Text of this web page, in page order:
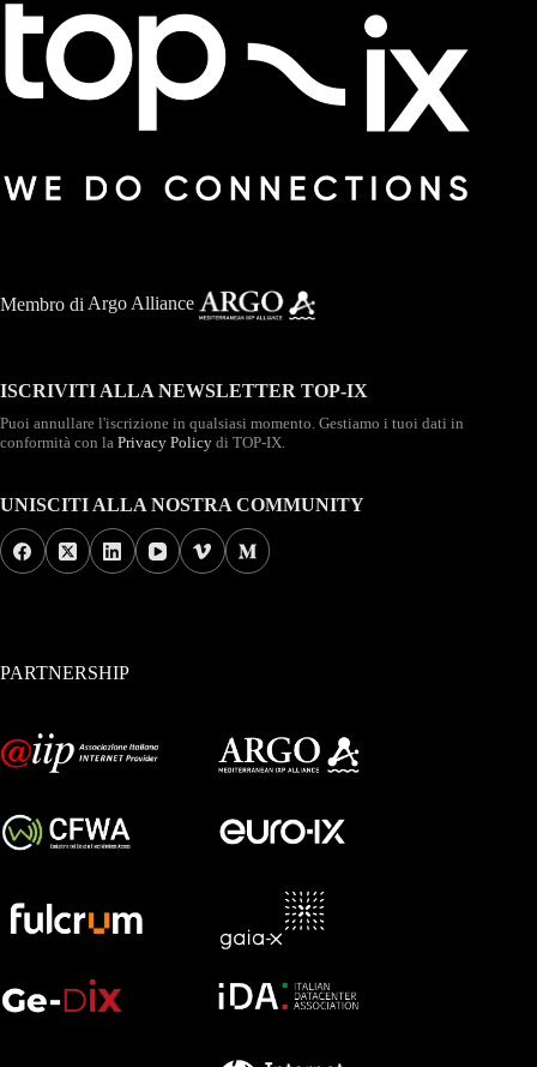
Membro di Argo Alliance
ISCRIVITI ALLA NEWSLETTER TOP-IX
Puoi annullare l'iscrizione in qualsiasi momento. Gestiamo i tuoi dati in
conformità con la Privacy Policy di TOP-IX.
UNISCITI ALLA NOSTRA COMMUNITY
PARTNERSHIP